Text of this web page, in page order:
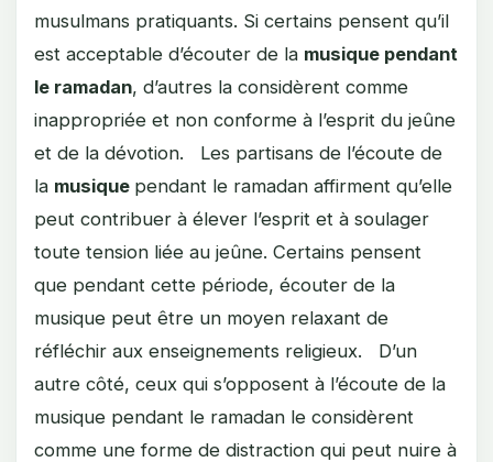
musulmans pratiquants. Si certains pensent qu’il
est acceptable d’écouter de la musique pendant
le ramadan, d’autres la considèrent comme
inappropriée et non conforme à l’esprit du jeûne
et de la dévotion. Les partisans de l’écoute de
la musique pendant le ramadan affirment qu’elle
peut contribuer à élever l’esprit et à soulager
toute tension liée au jeûne. Certains pensent
que pendant cette période, écouter de la
musique peut être un moyen relaxant de
réfléchir aux enseignements religieux. D’un
autre côté, ceux qui s’opposent à l’écoute de la
musique pendant le ramadan le considèrent
comme une forme de distraction qui peut nuire à